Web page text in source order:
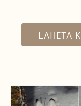
LÄHETÄ